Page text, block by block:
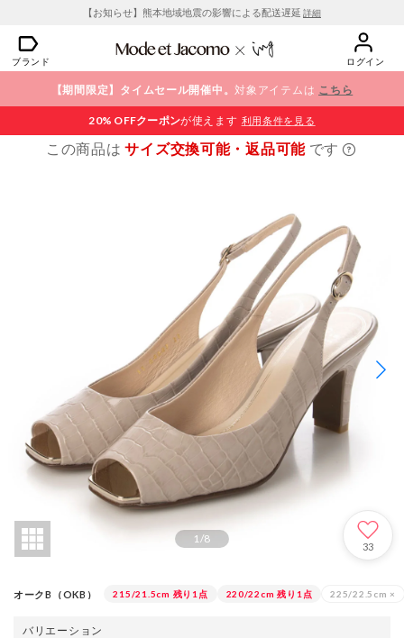
【お知らせ】熊本地域地震の影響による配送遅延 詳細
ブランド ログイン
【期間限定】タイムセール開催中。対象アイテムは こちら
20% OFFクーポンが使えます 利用条件を見る
この商品はサイズ交換可能・返品可能 です
1/8
33
オークB（OKB） 215/21.5cm 残り1点 220/22cm 残り1点 225/22.5cm ×
バリエーション